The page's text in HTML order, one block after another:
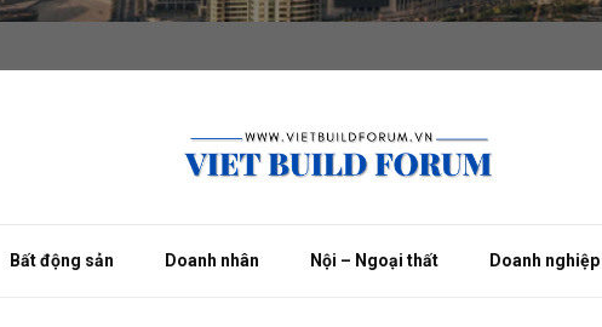
Bất động sản Doanh nhân Nội – Ngoại thất Doanh nghiệp